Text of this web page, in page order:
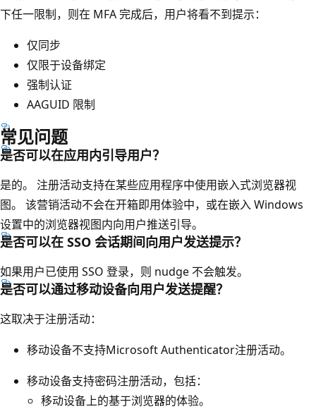
下任一限制，则在 MFA 完成后，用户将看不到提示：
仅同步
仅限于设备绑定
强制认证
AAGUID 限制
常见问题
是否可以在应用内引导用户？
是的。 注册活动支持在某些应用程序中使用嵌入式浏览器视
图。 该营销活动不会在开箱即用体验中，或在嵌入 Windows
设置中的浏览器视图内向用户推送引导。
是否可以在 SSO 会话期间向用户发送提示？
如果用户已使用 SSO 登录，则 nudge 不会触发。
是否可以通过移动设备向用户发送提醒？
这取决于注册活动：
移动设备不支持Microsoft Authenticator注册活动。
移动设备支持密码注册活动，包括：
移动设备上的基于浏览器的体验。